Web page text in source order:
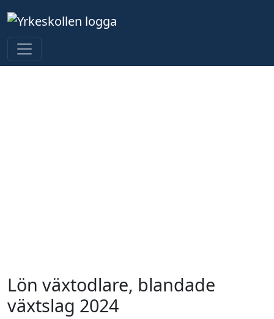
Lön växtodlare, blandade
växtslag 2024